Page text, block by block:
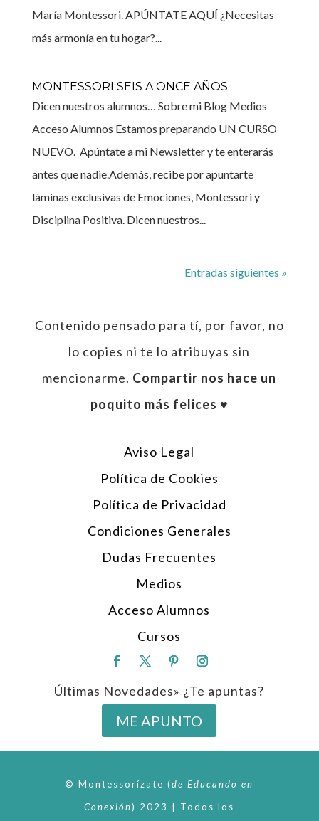
María Montessori. APÚNTATE AQUÍ ¿Necesitas
más armonía en tu hogar?...
MONTESSORI SEIS A ONCE AÑOS
Dicen nuestros alumnos… Sobre mi Blog Medios
Acceso Alumnos Estamos preparando UN CURSO
NUEVO. Apúntate a mi Newsletter y te enterarás
antes que nadie.Además, recibe por apuntarte
láminas exclusivas de Emociones, Montessori y
Disciplina Positiva. Dicen nuestros...
Entradas siguientes »
Contenido pensado para tí, por favor, no
lo copies ni te lo atribuyas sin
mencionarme. Compartir nos hace un
poquito más felices ♥︎
Aviso Legal
Política de Cookies
Política de Privacidad
Condiciones Generales
Dudas Frecuentes
Medios
Acceso Alumnos
Cursos
Últimas Novedades» ¿Te apuntas?
ME APUNTO
© Montessorízate(de Educando en
Conexión) 2023 | Todos los